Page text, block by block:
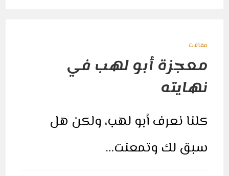
مقالات
معجزة أبو لهب في
نهايته
كلنا نعرف أبو لهب، ولكن هل
سبق لك وتمعنت…